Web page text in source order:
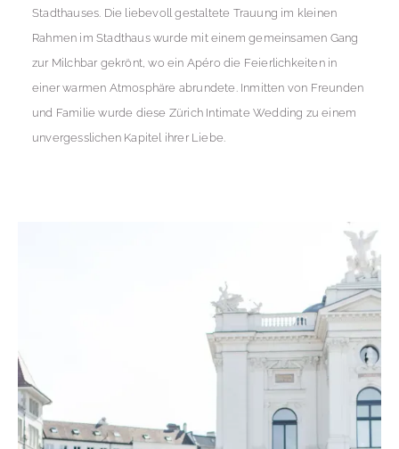
Stadthauses. Die liebevoll gestaltete Trauung im kleinen
Rahmen im Stadthaus wurde mit einem gemeinsamen Gang
zur Milchbar gekrönt, wo ein Apéro die Feierlichkeiten in
einer warmen Atmosphäre abrundete. Inmitten von Freunden
und Familie wurde diese Zürich Intimate Wedding zu einem
unvergesslichen Kapitel ihrer Liebe.